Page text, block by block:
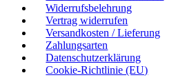
Widerrufsbelehrung
Vertrag widerrufen
Versandkosten / Lieferung
Zahlungsarten
Datenschutzerklärung
Cookie-Richtlinie (EU)